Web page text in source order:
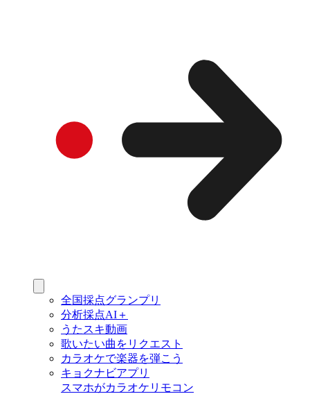
全国採点グランプリ
分析採点AI＋
うたスキ動画
歌いたい曲をリクエスト
カラオケで楽器を弾こう
キョクナビアプリ
スマホがカラオケリモコン